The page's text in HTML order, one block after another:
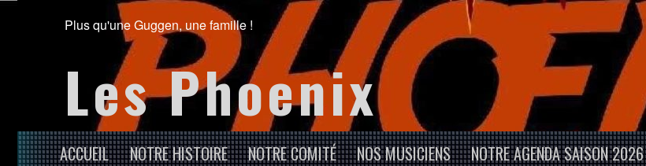
Plus qu'une Guggen, une famille !
Les Phoenix
ACCUEIL NOTRE HISTOIRE NOTRE COMITÉ NOS MUSICIENS NOTRE AGENDA SAISON 2026